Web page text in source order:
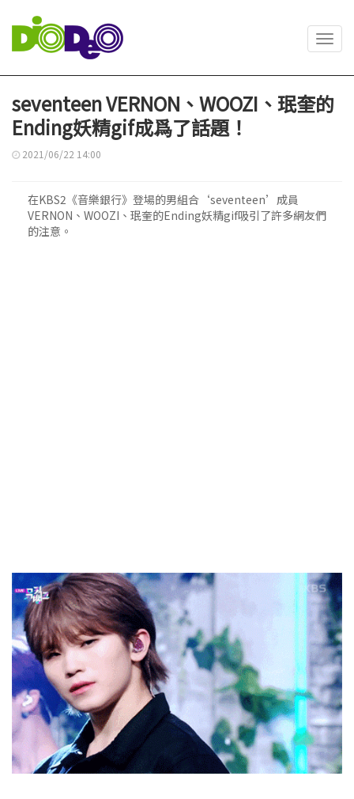
seventeen VERNON、WOOZI、珉奎的
Ending妖精gif成爲了話題！
2021/06/22 14:00
在KBS2《音樂銀行》登場的男組合‘seventeen’成員
VERNON、WOOZI、珉奎的Ending妖精gif吸引了許多網友們
的注意。